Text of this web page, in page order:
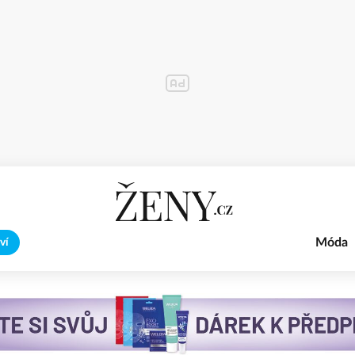
Móda